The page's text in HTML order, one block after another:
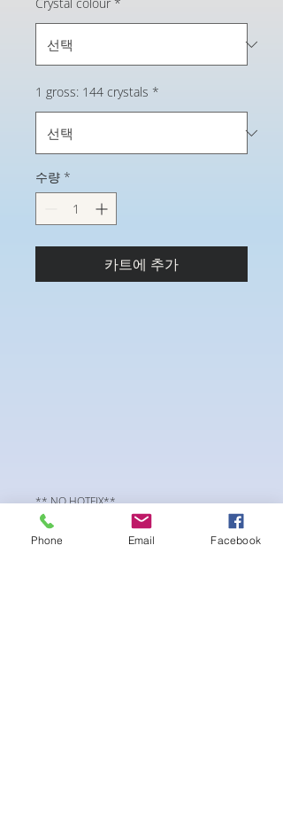
1 gross: 144 crystals *
수량 *
카트에 추가
** NO HOTFIX**
SS20 flatback Preciosa Component crystals.
Viva12 collection
Phone Email Facebook